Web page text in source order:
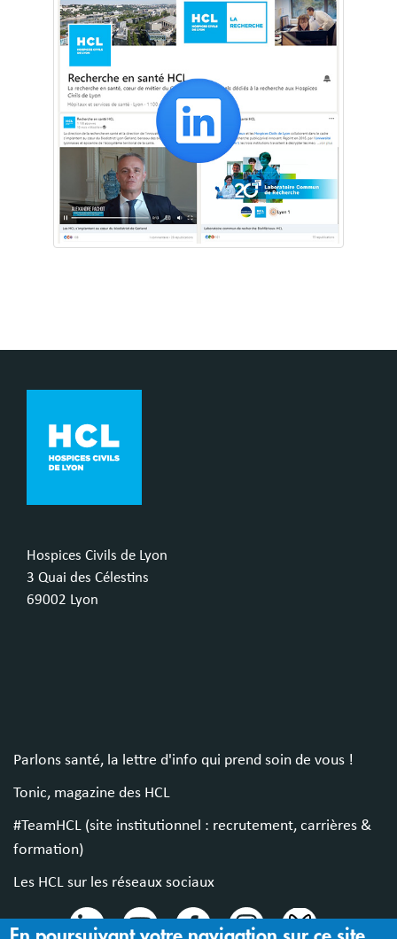
Hospices Civils de Lyon
3 Quai des Célestins
69002 Lyon
Parlons santé, la lettre d'info qui prend soin de vous !
Tonic, magazine des HCL
#TeamHCL (site institutionnel : recrutement, carrières &
formation)
Les HCL sur les réseaux sociaux